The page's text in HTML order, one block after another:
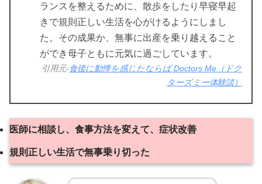
ランスを整えるために、散歩をしたり早寝早起
きで規則正しい生活を心がけるようにしまし
た。その成果か、無事に出産を乗り越えること
ができ母子ともに元気に過ごしています。
引用元-食後に動悸を感じたならば Doctors Me（ドク
ターズミー体験談）
医師に相談し、食事方法を変えて、症状改善
規則正しい生活で無事乗り切った